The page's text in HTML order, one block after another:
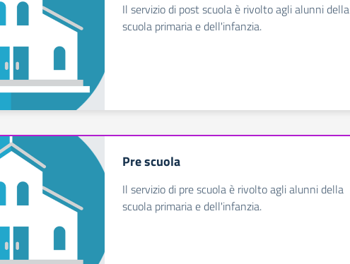
Il servizio di post scuola è rivolto agli alunni della
scuola primaria e dell'infanzia.
Pre scuola
Il servizio di pre scuola è rivolto agli alunni della
scuola primaria e dell'infanzia.